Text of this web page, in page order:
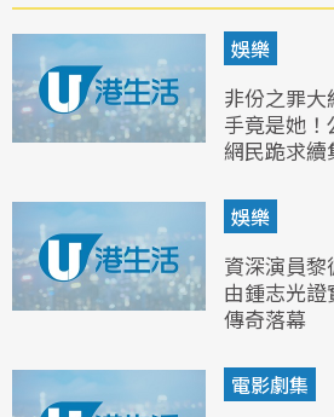
娛樂
非份之罪
手竟是她
網民跪求續
娛樂
資深演員黎
由鍾志光
傳奇落幕
電影劇集